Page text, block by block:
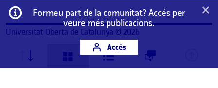
Informació
Formeu part de la comunitat? Accés per
veure més publicacions.
Accés
×
Universitat Oberta de Catalunya © 2026